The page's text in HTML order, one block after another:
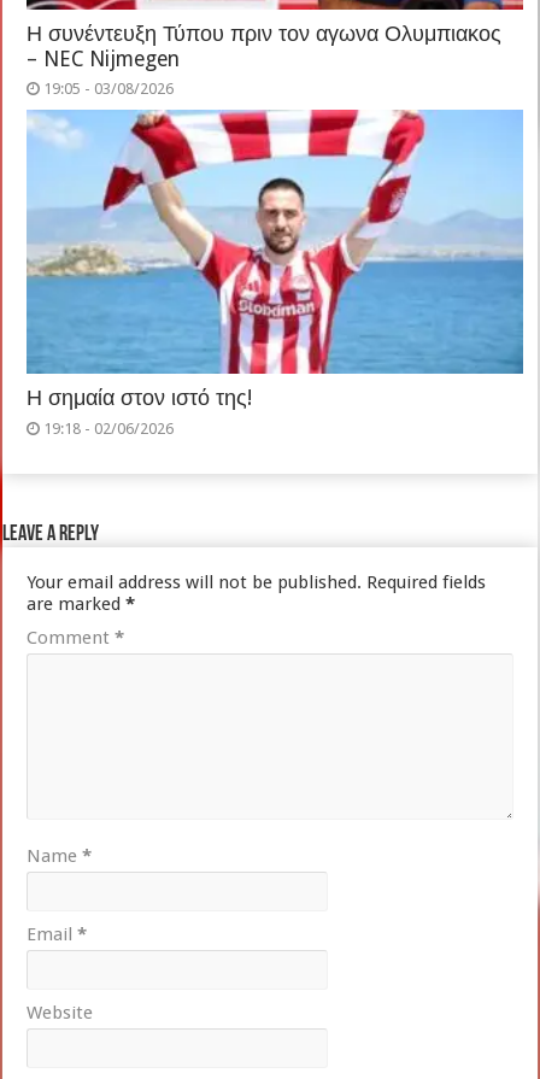
Η συνέντευξη Τύπου πριν τον αγωνα Ολυμπιακος
– NEC Nijmegen
19:05 - 03/08/2026
Η σημαία στον ιστό της!
19:18 - 02/06/2026
Leave a Reply
Your email address will not be published. Required fields
are marked*
Comment*
Name*
Email*
Website